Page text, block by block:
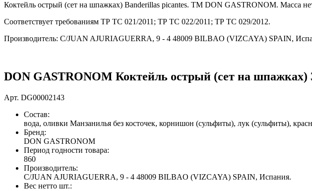
Коктейль острый (сет на шпажках) Banderillas picantes. ТМ DON GASTRONOM. Масса
Соответствует требованиям ТР ТС 021/2011; ТР ТС 022/2011; ТР ТС 029/2012.
Производитель: C/JUAN AJURIAGUERRA, 9 - 4 48009 BILBAO (VIZCAYA) SPAIN,
DON GASTRONOM Коктейль острый (сет на шпажках)
Арт. DG00002143
Состав:
вода, оливки Манзанилья без косточек, корнишон (сульфиты), лук (сульфиты),
Бренд:
DON GASTRONOM
Период годности товара:
860
Производитель:
C/JUAN AJURIAGUERRA, 9 - 4 48009 BILBAO (VIZCAYA) SPAIN, Испания.
Вес нетто шт.: